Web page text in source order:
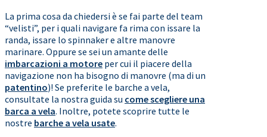
La prima cosa da chiedersi è se fai parte del team
“velisti”, per i quali navigare fa rima con issare la
randa, issare lo spinnaker e altre manovre
marinare. Oppure se sei un amante delle
imbarcazioni a motore per cui il piacere della
navigazione non ha bisogno di manovre (ma di un
patentino)! Se preferite le barche a vela,
consultate la nostra guida su come scegliere una
barca a vela. Inoltre, potete scoprire tutte le
nostre barche a vela usate.